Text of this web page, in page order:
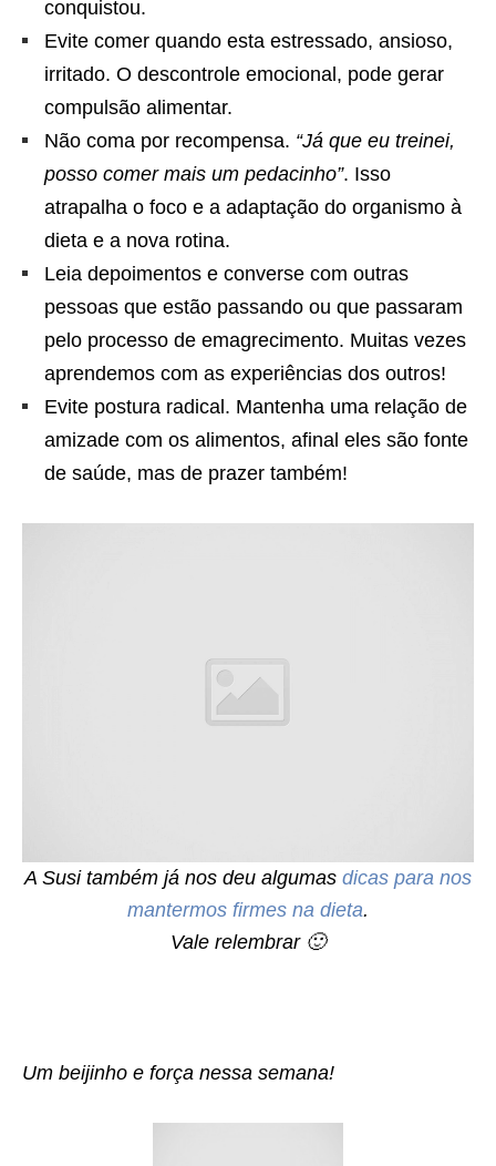
conquistou.
Evite comer quando esta estressado, ansioso,
irritado. O descontrole emocional, pode gerar
compulsão alimentar.
Não coma por recompensa. “Já que eu treinei,
posso comer mais um pedacinho”. Isso
atrapalha o foco e a adaptação do organismo à
dieta e a nova rotina.
Leia depoimentos e converse com outras
pessoas que estão passando ou que passaram
pelo processo de emagrecimento. Muitas vezes
aprendemos com as experiências dos outros!
Evite postura radical. Mantenha uma relação de
amizade com os alimentos, afinal eles são fonte
de saúde, mas de prazer também!
A Susi também já nos deu algumas dicas para nos
mantermos firmes na dieta.
Vale relembrar 🙂
Um beijinho e força nessa semana!